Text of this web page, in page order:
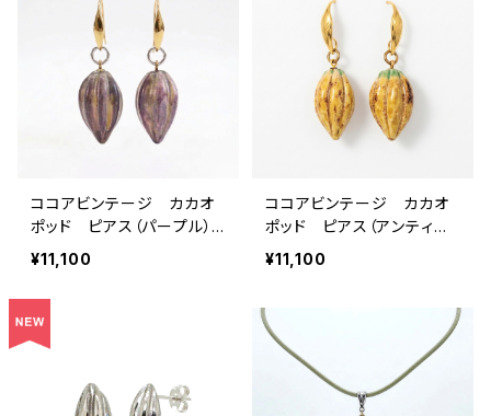
ココアビンテージ カカオ
ポッド ピアス（パープル）
ハンドメイド
¥11,100
ココアビンテージ カカオ
ポッド ピアス（アンティー
クイエロー）ハンドメイド
¥11,100